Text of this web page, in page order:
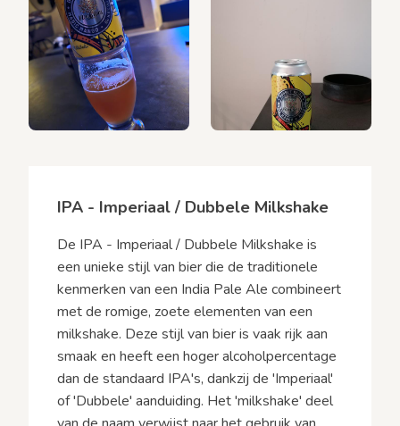
IPA - Imperiaal / Dubbele Milkshake
De IPA - Imperiaal / Dubbele Milkshake is
een unieke stijl van bier die de traditionele
kenmerken van een India Pale Ale combineert
met de romige, zoete elementen van een
milkshake. Deze stijl van bier is vaak rijk aan
smaak en heeft een hoger alcoholpercentage
dan de standaard IPA's, dankzij de 'Imperiaal'
of 'Dubbele' aanduiding. Het 'milkshake' deel